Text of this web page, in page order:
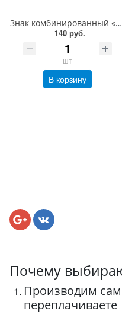
Знак комбинированный «Нажать, чтобы открыть» со знаком E01-02 горизонтальный, 150х300 мм, фотолюм, пленка
140 руб.
шт
В корзину
Почему
Производим
переплачиваете